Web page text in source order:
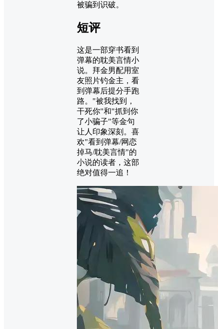
被骗到识破。
短评
这是一部穿书看到
弹幕的耽美言情小
说。拜金男配用室
友照片钓金主，看
到弹幕后提分手跑
路。"被我找到，
干死你"和"抓到你
了小骗子"等金句
让人印象深刻。喜
欢"看到弹幕/网恋
掉马/耽美言情"的
小说的读者，这部
绝对值得一追！